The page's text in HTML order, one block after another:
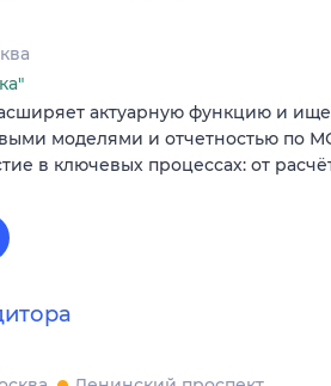
Сберегаем
Гороскопы
актуарную функцию и
моделями и отчетностью по
в ключевых процессах: от